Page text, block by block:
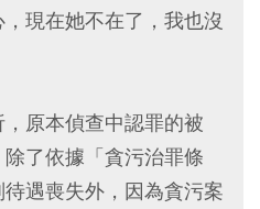
，現在她不在了，我也沒
原本偵查中認罪的被
了依據「貪污治罪條
遇喪失外，因為貪污案